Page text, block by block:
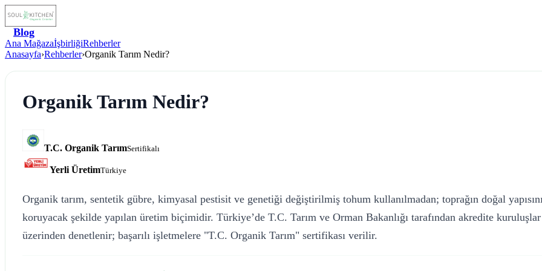
Blog
Ana MağazaİşbirliğiRehberler
Anasayfa›Rehberler›Organik Tarım Nedir?
Organik Tarım Nedir?
T.C. Organik TarımSertifikalı
Yerli ÜretimTürkiye
Organik tarım, sentetik gübre, kimyasal pestisit ve genetiği değiştirilmiş tohum kullanılmadan; toprağın doğal
koruyacak şekilde yapılan üretim biçimidir. Türkiye’de T.C. Tarım ve Orman Bakanlığı tarafından akredite kuruluşlar
üzerinden denetlenir; başarılı işletmelere "T.C. Organik Tarım" sertifikası verilir.